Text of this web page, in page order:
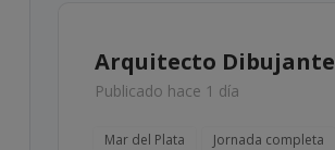
Arquitecto Dibujante
Publicado hace 1 día
Mar del Plata Jornada completa